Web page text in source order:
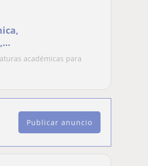
académicas para
Publicar anuncio